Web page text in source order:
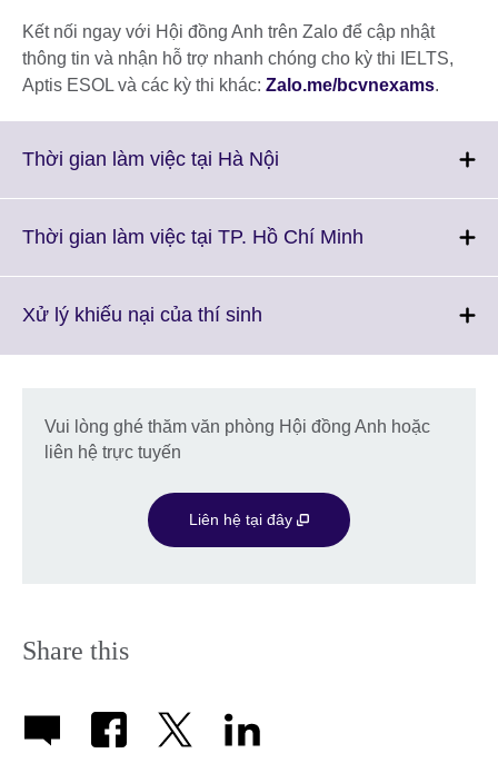
Kết nối ngay với Hội đồng Anh trên Zalo để cập nhật
thông tin và nhận hỗ trợ nhanh chóng cho kỳ thi IELTS,
Aptis ESOL và các kỳ thi khác: Zalo.me/bcvnexams.
Thời gian làm việc tại Hà Nội
More
Thời gian làm việc tại TP. Hồ Chí Minh
Xử lý khiếu nại của thí sinh
information
available.
Vui lòng ghé thăm văn phòng Hội đồng Anh hoặc
liên hệ trực tuyến
Liên hệ tại đây
Share this